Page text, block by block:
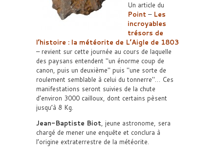
Un article du
Point – Les
incroyables
trésors de
l’histoire : la météorite de L’Aigle de 1803
– revient sur cette journée au cours de laquelle
des paysans entendent
un énorme coup de
canon, puis un deuxième
puis
une sorte de
roulement semblable à celui du tonnerre … Ces
manifestations seront suivies de la chute
d’environ 3000 cailloux, dont certains pèsent
jusqu’à 8 Kg.
Jean-Baptiste Biot, jeune astronome, sera
chargé de mener une enquête et conclura à
l’origine extraterrestre de la météorite.